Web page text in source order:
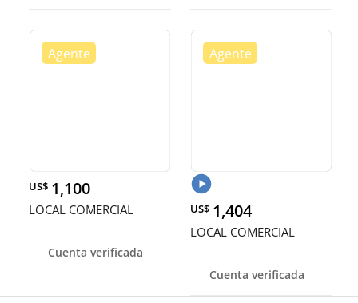
US$ 1,100
LOCAL COMERCIAL
Cuenta verificada
US$ 1,404
LOCAL COMERCIAL
Cuenta verificada